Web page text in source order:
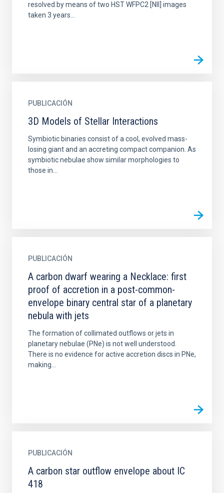
resolved by means of two HST WFPC2 [NII] images
taken 3 years...
PUBLICACIÓN
3D Models of Stellar Interactions
Symbiotic binaries consist of a cool, evolved mass-
losing giant and an accreting compact companion. As
symbiotic nebulae show similar morphologies to
those in...
PUBLICACIÓN
A carbon dwarf wearing a Necklace: first
proof of accretion in a post-common-
envelope binary central star of a planetary
nebula with jets
The formation of collimated outflows or jets in
planetary nebulae (PNe) is not well understood.
There is no evidence for active accretion discs in PNe,
making...
PUBLICACIÓN
A carbon star outflow envelope about IC
418